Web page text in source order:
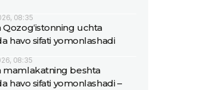
08:35
uchta
havo sifati yomonlashadi
08:35
mamlakatning beshta
havo sifati yomonlashadi –